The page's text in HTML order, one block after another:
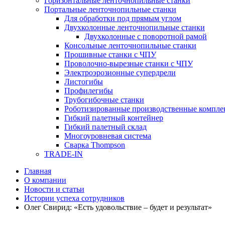
Портальные ленточнопильные станки
Для обработки под прямым углом
Двухколонные ленточнопильные станки
Двухколонные с поворотной рамой
Консольные ленточнопильные станки
Прошивные станки с ЧПУ
Проволочно-вырезные станки с ЧПУ
Электроэрозионные супердрели
Листогибы
Профилегибы
Трубогибочные станки
Роботизированные производственные
Гибкий палетный контейнер
Гибкий палетный склад
Многоуровневая система
Сварка Thompson
TRADE-IN
Главная
О компании
Новости и статьи
Истории успеха сотрудников
Олег Свирид: «Есть удовольствие – будет и результат»